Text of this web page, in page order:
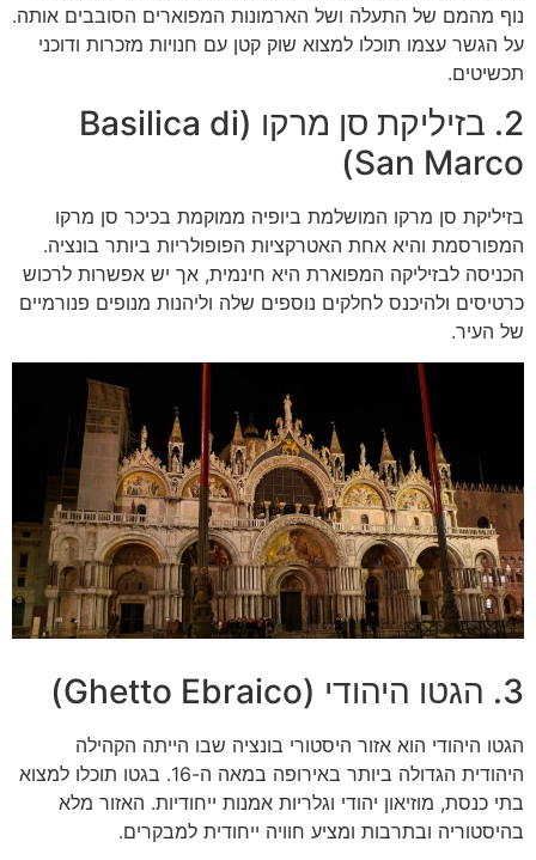
נוף מהמם של התעלה ושל הארמונות המפוארים הסובבים אותה.
על הגשר עצמו תוכלו למצוא שוק קטן עם חנויות מזכרות ודוכני
תכשיטים.
2. בזיליקת סן מרקו (Basilica di
San Marco)
בזיליקת סן מרקו המושלמת ביופיה ממוקמת בכיכר סן מרקו
המפורסמת והיא אחת האטרקציות הפופולריות ביותר בונציה.
הכניסה לבזיליקה המפוארת היא חינמית, אך יש אפשרות לרכוש
כרטיסים ולהיכנס לחלקים נוספים שלה וליהנות מנופים פנורמיים
של העיר.
3. הגטו היהודי (Ghetto Ebraico)
הגטו היהודי הוא אזור היסטורי בונציה שבו הייתה הקהילה
היהודית הגדולה ביותר באירופה במאה ה-16. בגטו תוכלו למצוא
בתי כנסת, מוזיאון יהודי וגלריות אמנות ייחודיות. האזור מלא
בהיסטוריה ובתרבות ומציע חוויה ייחודית למבקרים.